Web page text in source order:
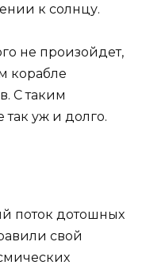
к солнцу.
не произойдет,
корабле
С таким
уж и долго.
поток дотошных
свой